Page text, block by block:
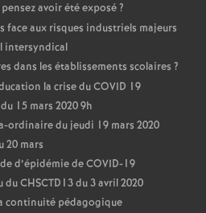
avoir été exposé?
face aux risques industriels majeurs
intersyndical
dans les établissements scolaires ?
la crise du COVID 19
15 mars 2020 9h
ordinaire du jeudi 19 mars 2020
20 mars
d’épidémie de COVID-19
CHSCTD13 du 3 avril 2020
continuité pédagogique